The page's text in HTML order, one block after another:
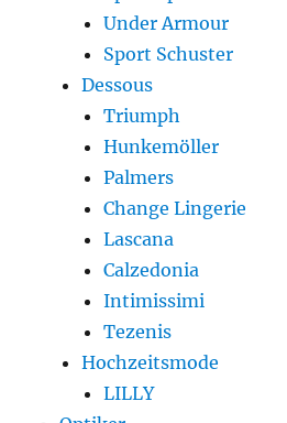
Under Armour
Sport Schuster
Dessous
Triumph
Hunkemöller
Palmers
Change Lingerie
Lascana
Calzedonia
Intimissimi
Tezenis
Hochzeitsmode
LILLY